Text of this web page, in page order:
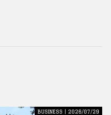
BUSINESS | 2026/07/29